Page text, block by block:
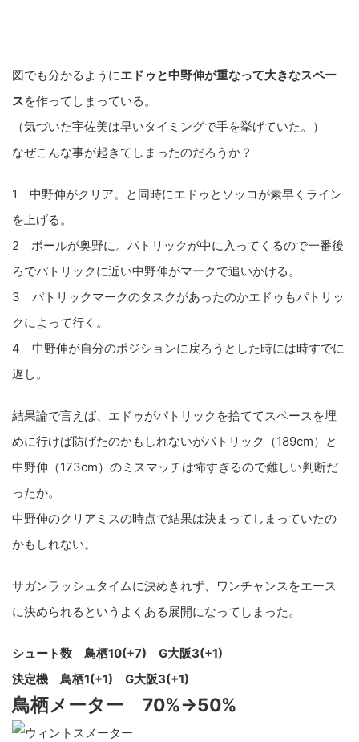
図でも分かるようにエドゥと中野伸が重なって大きなスペー
スを作ってしまっている。
（気づいた宇佐美は早いタイミングで手を挙げていた。）
なぜこんな事が起きてしまったのだろうか？
1 中野伸がクリア。と同時にエドゥとソッコが素早くライン
を上げる。
2 ボールが奥野に。パトリックが中に入ってくるので一番後
ろでパトリックに近い中野伸がマークで追いかける。
3 パトリックマークのタスクがあったのかエドゥもパトリッ
クによって行く。
4 中野伸が自分のポジションに戻ろうとした時には時すでに
遅し。
結果論で言えば、エドゥがパトリックを捨ててスペースを埋
めに行けば防げたのかもしれないがパトリック（189cm）と
中野伸（173cm）のミスマッチは怖すぎるので難しい判断だ
ったか。
中野伸のクリアミスの時点で結果は決まってしまっていたの
かもしれない。
サガンラッシュタイムに決めきれず、ワンチャンスをエース
に決められるというよくある展開になってしまった。
シュート数 鳥栖10(+7) G大阪3(+1)
決定機 鳥栖1(+1) G大阪3(+1)
鳥栖メーター 70%→50%